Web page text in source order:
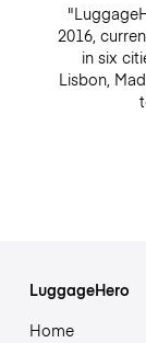
2016,
in six
Lisbon,
LuggageHero
Home